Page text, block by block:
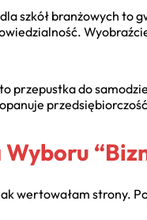
szkół branżowych to
to przepustka do
wertowałam strony.